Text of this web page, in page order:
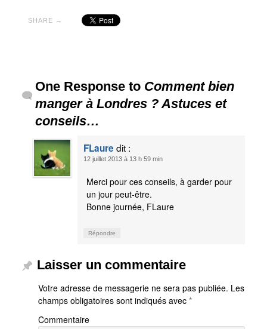
SHARE →
One Response to Comment bien
manger à Londres ? Astuces et
conseils…
FLaure dit :
12 juillet 2013 à 13 h 59 min
Merci pour ces conseils, à garder pour
un jour peut-être.
Bonne journée, FLaure
Répondre
Laisser un commentaire
Votre adresse de messagerie ne sera pas publiée. Les
champs obligatoires sont indiqués avec *
Commentaire